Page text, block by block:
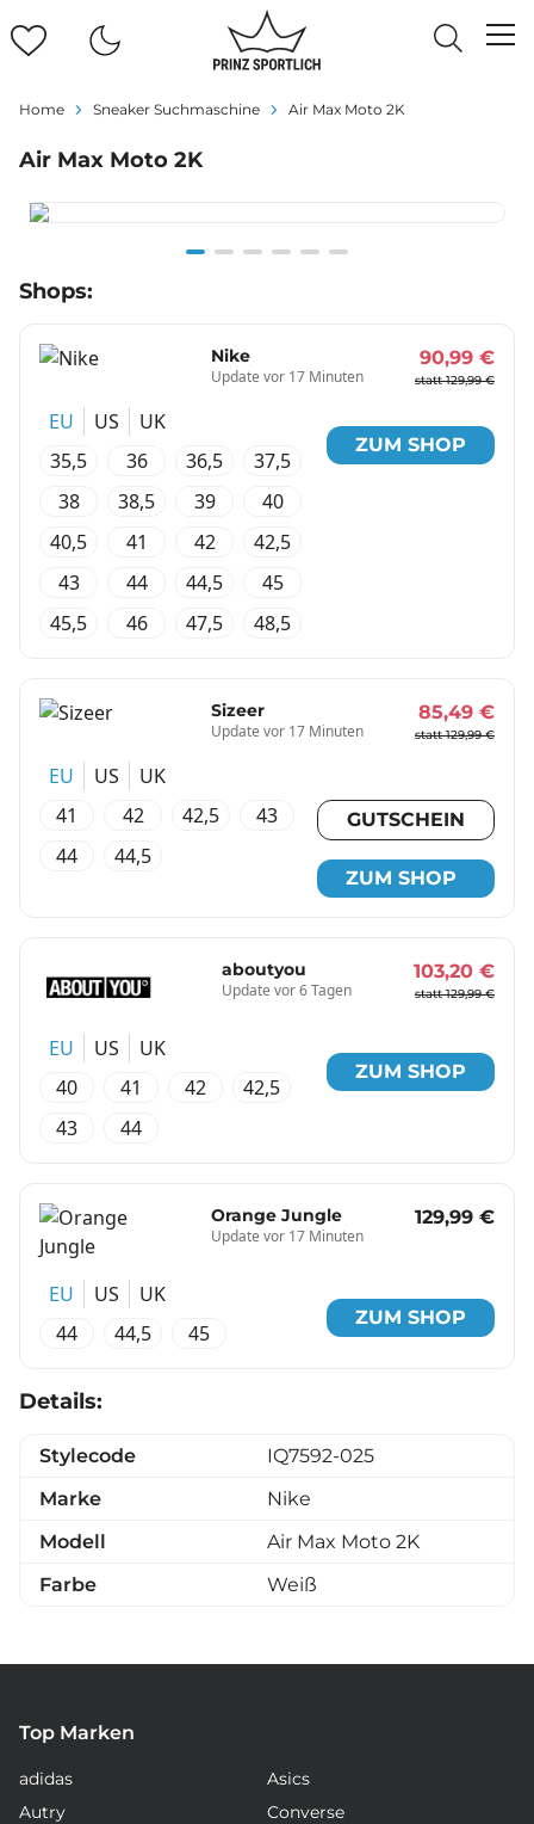
Home Sneaker Suchmaschine Air Max Moto 2K
Air Max Moto 2K
1
Shops:
Nike
Update vor 17 Minuten
90,99 €
statt 129,99 €
EU US
UK
35,5
36 36,5
37,5
38
38,5 39
40
40,5
41 42
42,5
43
44 44,5
45
45,5
46 47,5 48,5
ZUM SHOP
Sizeer
Update vor 17 Minuten
85,49 €
statt 129,99 €
EU US
UK
41
42 42,5
43
44
44,5
GUTSCHEIN
ZUM SHOP
aboutyou
Update vor 6 Tagen
103,20 €
statt 129,99 €
EU US
UK
40
41 42
42,5
43
44
ZUM SHOP
Orange Jungle
Update vor 17 Minuten
129,99 €
EU US
UK
44
44,5 45
ZUM SHOP
Details:
Stylecode
IQ7592-025
Marke
Nike
Modell
Air Max Moto 2K
Farbe
Weiß
Top Marken
adidas
Asics
Autry
Converse